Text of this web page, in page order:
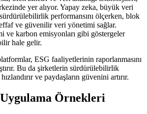
yer alıyor. Yapay zeka, büyük veri
performansını ölçerken, blok
ve güvenilir veri yönetimi sağlar.
ve karbon emisyonları gibi göstergeler
hale gelir.
ESG faaliyetlerinin raporlanmasını
Bu da şirketlerin sürdürülebilirlik
ve paydaşların güvenini artırır.
Uygulama Örnekleri